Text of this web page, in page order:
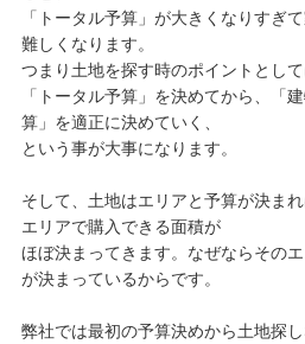
「トータル予算」が大きくなりすぎ
難しくなります。
つまり土地を探す時のポイントとして
「トータル予算」を決めてから、「
算」を適正に決めていく、
という事が大事になります。
そして、土地はエリアと予算が決ま
エリアで購入できる面積が
ほぼ決まってきます。なぜならその
が決まっているからです。
弊社では最初の予算決めから土地探